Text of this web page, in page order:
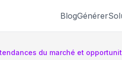
BlogGénérer
du marché et